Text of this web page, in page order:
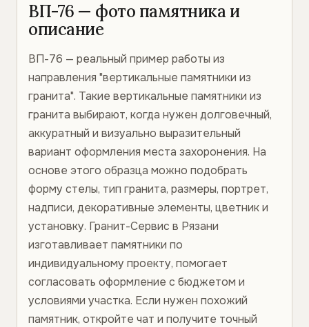
ВП-76 — фото памятника и
описание
ВП-76 — реальный пример работы из
направления "вертикальные памятники из
гранита". Такие вертикальные памятники из
гранита выбирают, когда нужен долговечный,
аккуратный и визуально выразительный
вариант оформления места захоронения. На
основе этого образца можно подобрать
форму стелы, тип гранита, размеры, портрет,
надписи, декоративные элементы, цветник и
установку. Гранит-Сервис в Рязани
изготавливает памятники по
индивидуальному проекту, помогает
согласовать оформление с бюджетом и
условиями участка. Если нужен похожий
памятник, откройте чат и получите точный